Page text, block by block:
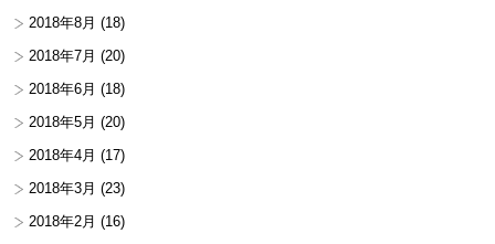
2018年8月 (18)
2018年7月 (20)
2018年6月 (18)
2018年5月 (20)
2018年4月 (17)
2018年3月 (23)
2018年2月 (16)